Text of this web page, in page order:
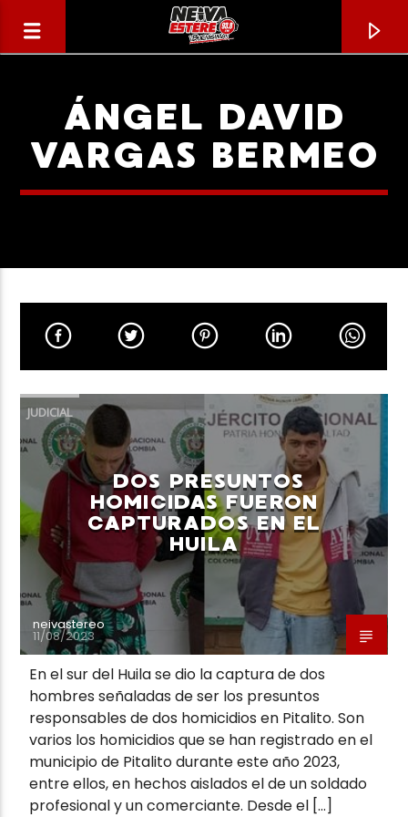
CANCIÓN ACTUAL
TÍTULO
ARTISTA
Neiva Estereo
ÁNGEL DAVID
VARGAS BERMEO
JUDICIAL
DOS PRESUNTOS
HOMICIDAS FUERON
CAPTURADOS EN EL
HUILA
neivastereo
11/08/2023
En el sur del Huila se dio la captura de dos
hombres señaladas de ser los presuntos
responsables de dos homicidios en Pitalito. Son
varios los homicidios que se han registrado en el
municipio de Pitalito durante este año 2023,
entre ellos, en hechos aislados el de un soldado
profesional y un comerciante. Desde el […]